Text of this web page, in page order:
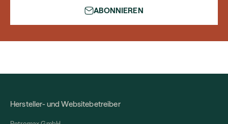
ABONNIEREN
Hersteller- und Websitebetreiber